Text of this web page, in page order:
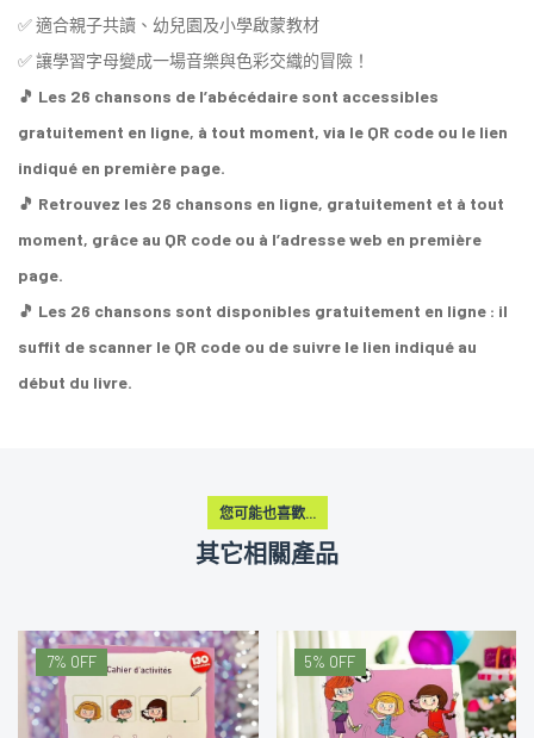
✅ 適合親子共讀、幼兒園及小學啟蒙教材
✅ 讓學習字母變成一場音樂與色彩交織的冒險！
🎵 Les 26 chansons de l’abécédaire sont accessibles
gratuitement en ligne, à tout moment, via le QR code ou le lien
indiqué en première page.
🎵 Retrouvez les 26 chansons en ligne, gratuitement et à tout
moment, grâce au QR code ou à l’adresse web en première
page.
🎵 Les 26 chansons sont disponibles gratuitement en ligne : il
suffit de scanner le QR code ou de suivre le lien indiqué au
début du livre.
您可能也喜歡...
其它相關產品
5% OFF 3% OFF